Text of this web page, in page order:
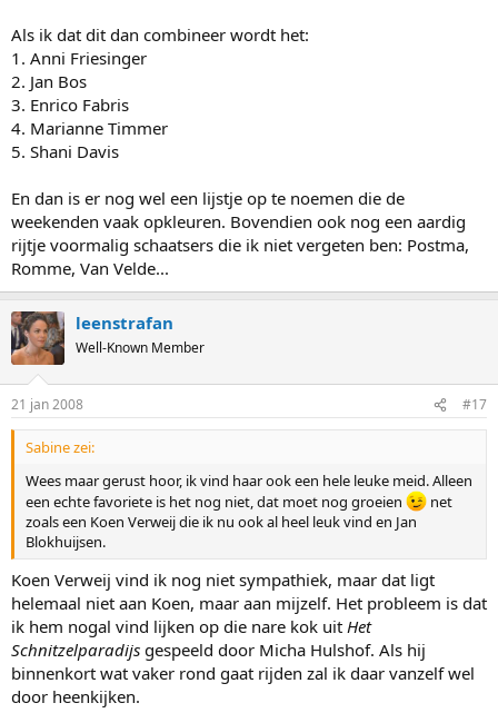
Als ik dat dit dan combineer wordt het:
1. Anni Friesinger
2. Jan Bos
3. Enrico Fabris
4. Marianne Timmer
5. Shani Davis
En dan is er nog wel een lijstje op te noemen die de
weekenden vaak opkleuren. Bovendien ook nog een aardig
rijtje voormalig schaatsers die ik niet vergeten ben: Postma,
Romme, Van Velde...
leenstrafan
Well-Known Member
21 jan 2008 #17
Sabine zei:
Wees maar gerust hoor, ik vind haar ook een hele leuke meid. Alleen
een echte favoriete is het nog niet, dat moet nog groeien
net
zoals een Koen Verweij die ik nu ook al heel leuk vind en Jan
Blokhuijsen.
Koen Verweij vind ik nog niet sympathiek, maar dat ligt
helemaal niet aan Koen, maar aan mijzelf. Het probleem is dat
ik hem nogal vind lijken op die nare kok uit Het
Schnitzelparadijs gespeeld door Micha Hulshof. Als hij
binnenkort wat vaker rond gaat rijden zal ik daar vanzelf wel
door heenkijken.